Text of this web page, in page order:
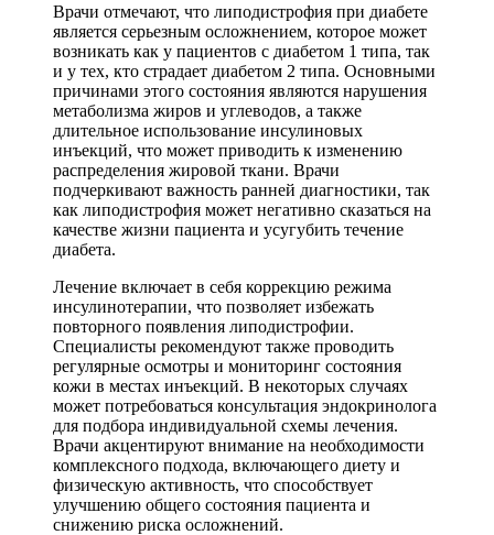
Врачи отмечают, что липодистрофия при диабете
является серьезным осложнением, которое может
возникать как у пациентов с диабетом 1 типа, так
и у тех, кто страдает диабетом 2 типа. Основными
причинами этого состояния являются нарушения
метаболизма жиров и углеводов, а также
длительное использование инсулиновых
инъекций, что может приводить к изменению
распределения жировой ткани. Врачи
подчеркивают важность ранней диагностики, так
как липодистрофия может негативно сказаться на
качестве жизни пациента и усугубить течение
диабета.
Лечение включает в себя коррекцию режима
инсулинотерапии, что позволяет избежать
повторного появления липодистрофии.
Специалисты рекомендуют также проводить
регулярные осмотры и мониторинг состояния
кожи в местах инъекций. В некоторых случаях
может потребоваться консультация эндокринолога
для подбора индивидуальной схемы лечения.
Врачи акцентируют внимание на необходимости
комплексного подхода, включающего диету и
физическую активность, что способствует
улучшению общего состояния пациента и
снижению риска осложнений.